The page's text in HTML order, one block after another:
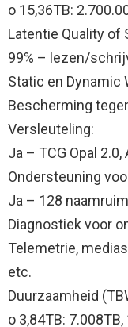
o 15,36TB:
Latentie Quality of
99% – lezen/
Static en Dynamic
Bescherming
Versleuteling:
Ja – TCG Opal
Ondersteuning
Ja – 128
Diagnostiek voor
Telemetrie,
etc.
Duurzaamheid
o 3,84TB: 7.008TB,